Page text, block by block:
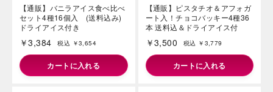
き（送料込み）
￥3,032 税込 ￥3,274
カートに入れる
イス付き （送料込み）
￥3,074 税込 ￥3,319
カートに入れる